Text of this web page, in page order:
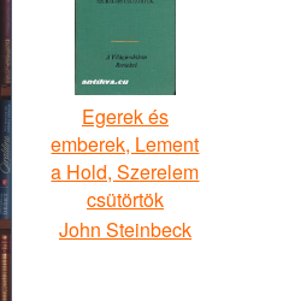
Egerek és
emberek, Lement
a Hold, Szerelem
csütörtök
John Steinbeck